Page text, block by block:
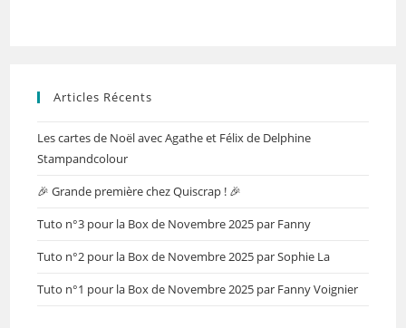
Articles Récents
Les cartes de Noël avec Agathe et Félix de Delphine
Stampandcolour
🎉 Grande première chez Quiscrap ! 🎉
Tuto n°3 pour la Box de Novembre 2025 par Fanny
Tuto n°2 pour la Box de Novembre 2025 par Sophie La
Tuto n°1 pour la Box de Novembre 2025 par Fanny Voignier